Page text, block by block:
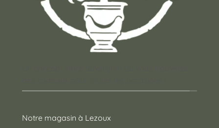
Notre magasin à Lezoux